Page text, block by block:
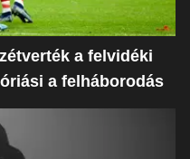
a felvidéki
a felháborodás